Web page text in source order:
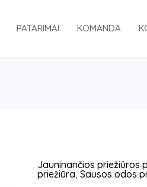
PATARIMAI KOMANDA
Jauninančios priežiūros
priežiūra,Sausos odos
produkto